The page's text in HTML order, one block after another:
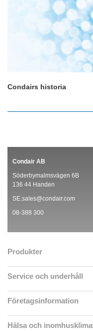
Condairs historia
Condair AB
Söderbymalmsvägen 6B
136 44 Handen
SE.sales@condair.com
08-388 300
Produkter
Service och underhåll
Företagsinformation
Hälsa och